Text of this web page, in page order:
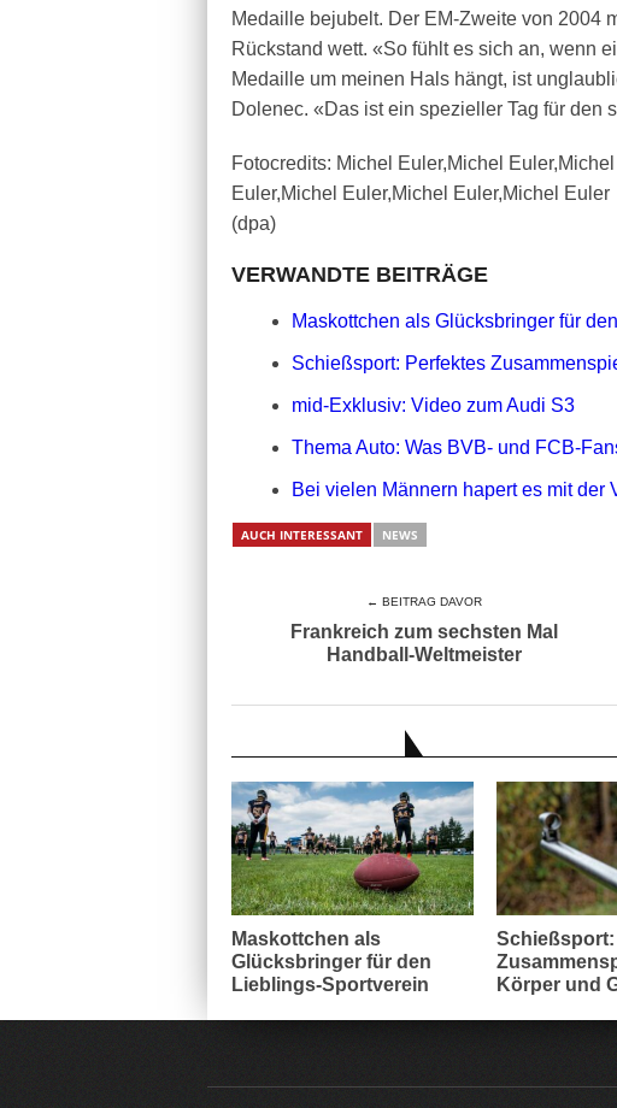
Medaille bejubelt. Der EM-Zweite von 2004
Rückstand wett. «So fühlt es sich an, wenn
Medaille um meinen Hals hängt, ist
Dolenec. «Das ist ein spezieller Tag für den
Fotocredits: Michel Euler,Michel
Euler,Michel Euler,Michel Euler,Michel Euler
(dpa)
VERWANDTE BEITRÄGE
Maskottchen als Glücksbringer für
Schießsport: Perfektes
mid-Exklusiv: Video zum Audi S3
Thema Auto: Was BVB- und FCB-
Bei vielen Männern hapert es mit der
AUCH INTERESSANT NEWS
← BEITRAG DAVOR
Frankreich zum sechsten Mal
Handball-Weltmeister
Maskottchen als
Glücksbringer für den
Lieblings-Sportverein
Körper und